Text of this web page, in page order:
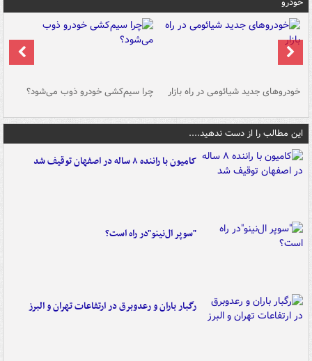
خودروهای جدید شیائومی در راه بازار چرا سیم‌کشی خودرو ذوب می‌شود؟
این مطالب را از دست ندهید....
کامیون با راننده ۸ ساله در اصفهان توقیف شد
"سوپر ال‌نینو"در راه است؟
رگبار باران و رعدوبرق در ارتفاعات تهران و البرز